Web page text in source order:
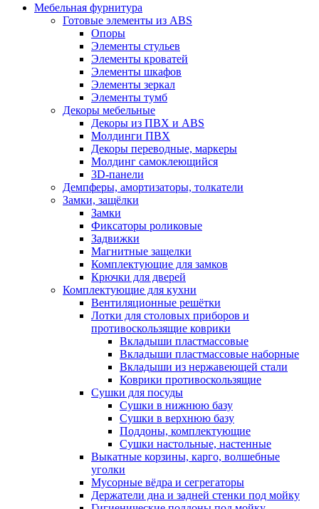
Мебельная фурнитура
Готовые элементы из ABS
Опоры
Элементы стульев
Элементы кроватей
Элементы шкафов
Элементы зеркал
Элементы тумб
Декоры мебельные
Декоры из ПВХ и ABS
Молдинги ПВХ
Декоры переводные, маркеры
Молдинг самоклеющийся
3D-панели
Демпферы, амортизаторы, толкатели
Замки, защёлки
Замки
Фиксаторы роликовые
Задвижки
Магнитные защелки
Комплектующие для замков
Крючки для дверей
Комплектующие для кухни
Вентиляционные решётки
Лотки для столовых приборов и
противоскользящие коврики
Вкладыши пластмассовые
Вкладыши пластмассовые наборные
Вкладыши из нержавеющей стали
Коврики противоскользящие
Сушки для посуды
Сушки в нижнюю базу
Сушки в верхнюю базу
Поддоны, комплектующие
Сушки настольные, настенные
Выкатные корзины, карго, волшебные
уголки
Мусорные вёдра и сегрегаторы
Держатели дна и задней стенки под мойку